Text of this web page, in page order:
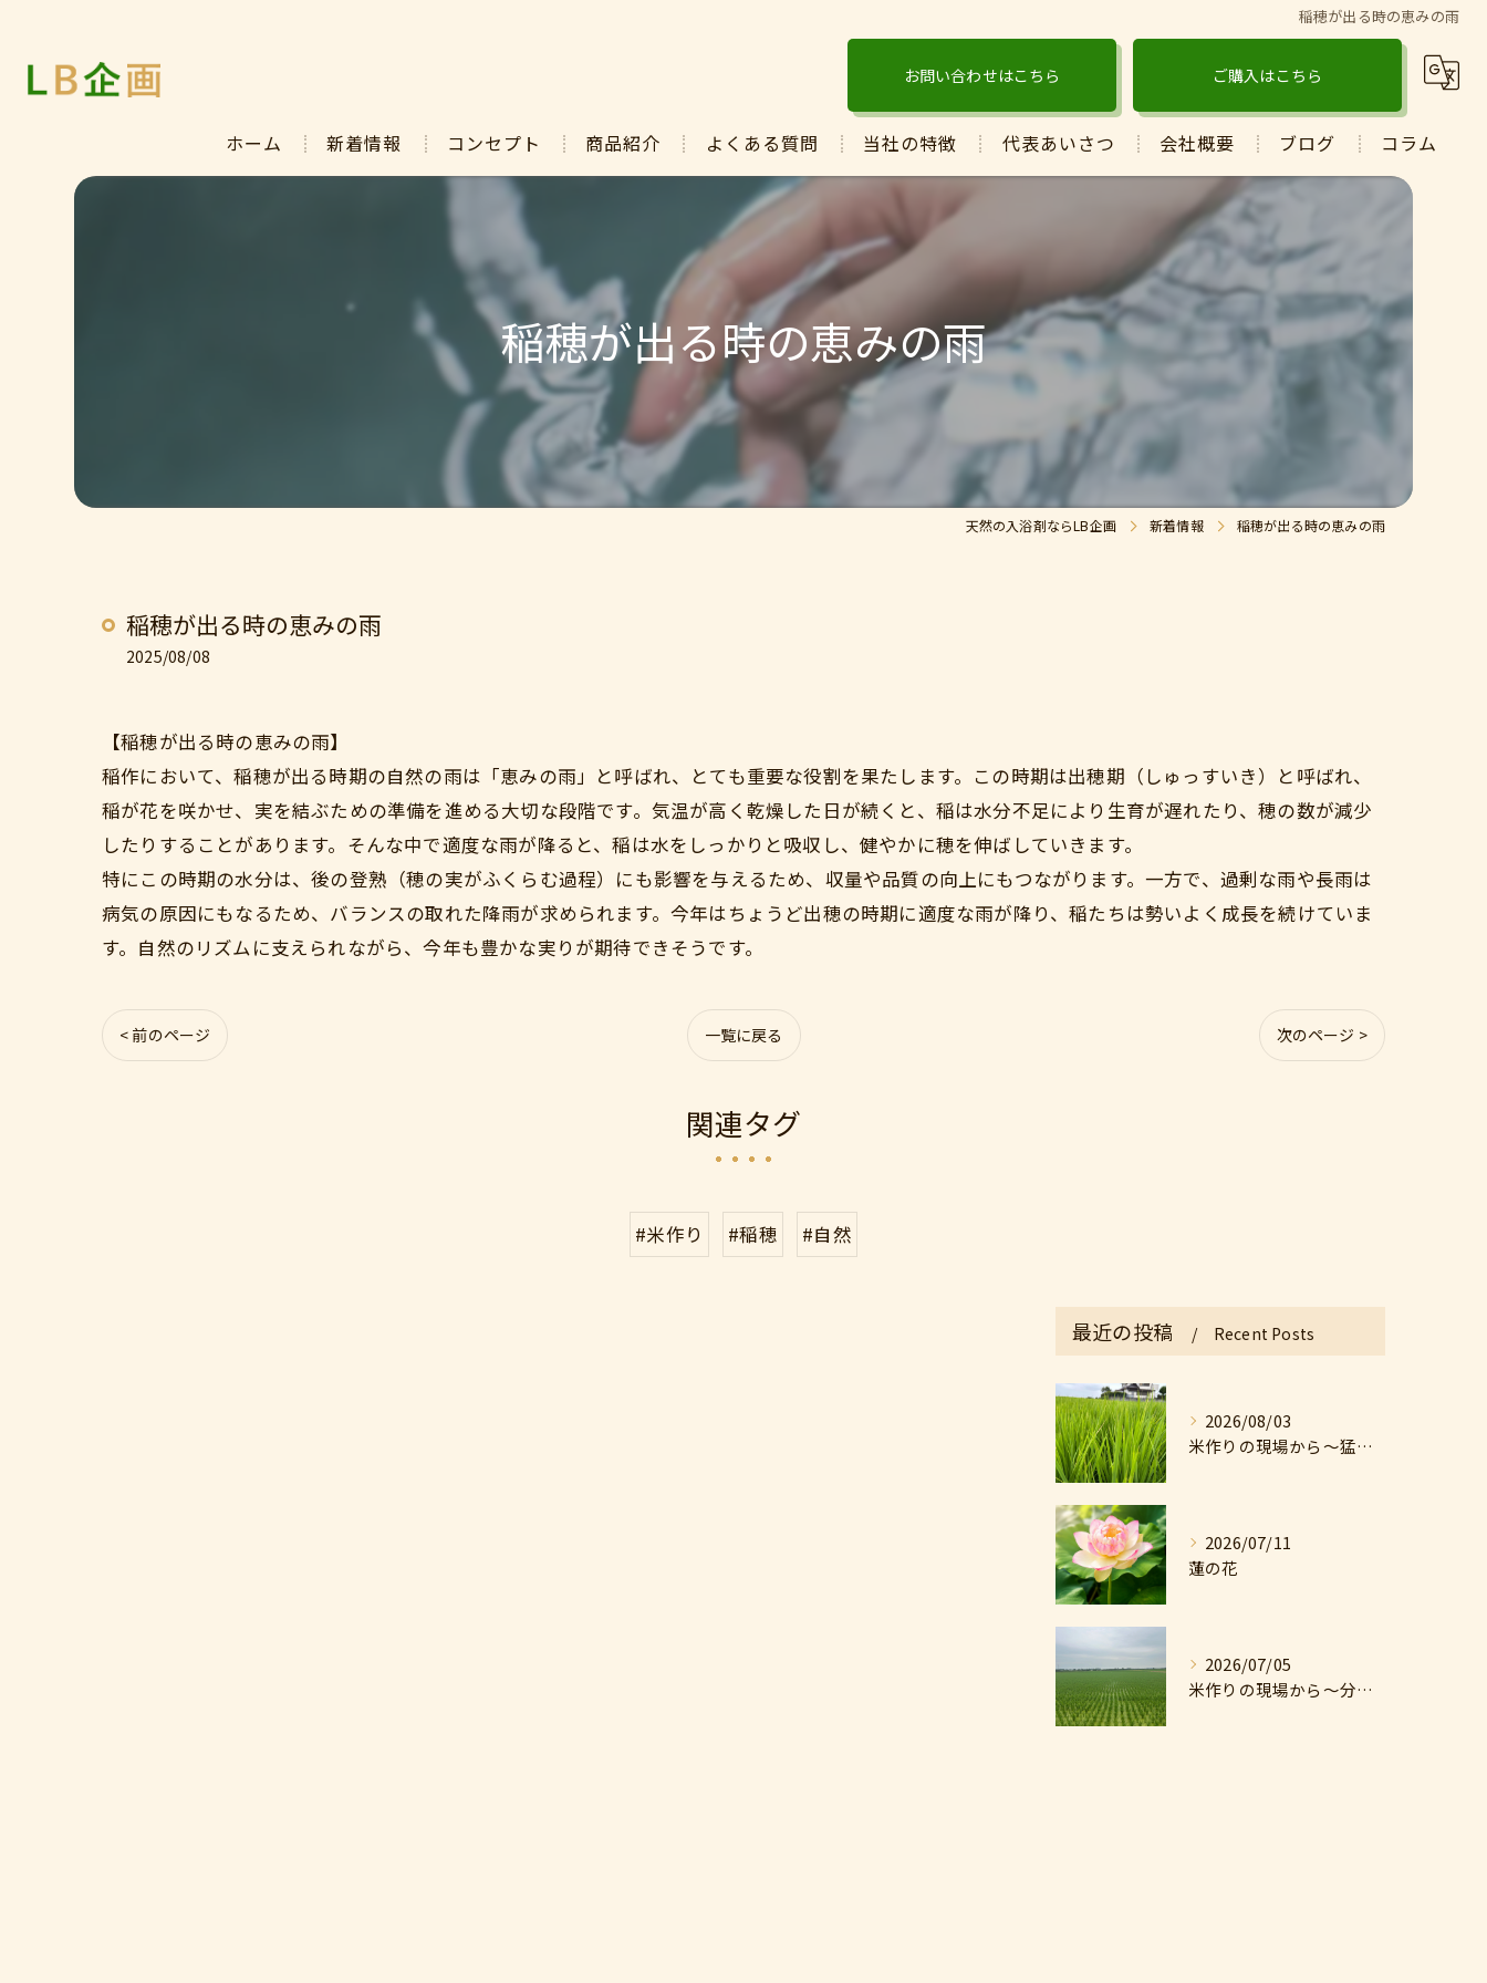
稲穂が出る時の恵みの雨
お問い合わせはこちら ご購入はこちら
ホーム 新着情報 コンセプト 商品紹介 よくある質問 当社の特徴
ぬか
マコモ
代表あいさつ 会社概要 ブログ コラム
稲穂が出る時の恵みの雨
天然の入浴剤ならLB企画 新着情報 稲穂が出る時の恵みの雨
稲穂が出る時の恵みの雨
2025/08/08
【稲穂が出る時の恵みの雨】
稲作において、稲穂が出る時期の自然の雨は「恵みの雨」と呼ばれ、とても重要な役割を果たします。この時期は出穂期（しゅっすいき）と呼ばれ、
稲が花を咲かせ、実を結ぶための準備を進める大切な段階です。気温が高く乾燥した日が続くと、稲は水分不足により生育が遅れたり、穂の数が減少
したりすることがあります。そんな中で適度な雨が降ると、稲は水をしっかりと吸収し、健やかに穂を伸ばしていきます。
特にこの時期の水分は、後の登熟（穂の実がふくらむ過程）にも影響を与えるため、収量や品質の向上にもつながります。一方で、過剰な雨や長雨は
病気の原因にもなるため、バランスの取れた降雨が求められます。今年はちょうど出穂の時期に適度な雨が降り、稲たちは勢いよく成長を続けていま
す。自然のリズムに支えられながら、今年も豊かな実りが期待できそうです。
< 前のページ 一覧に戻る 次のページ >
関連タグ
#米作り #稲穂 #自然
最近の投稿 Recent Posts
2026/08/03
米作りの現場から〜猛暑の中の米
2026/07/11
蓮の花
2026/07/05
米作りの現場から〜分けつのはじまり